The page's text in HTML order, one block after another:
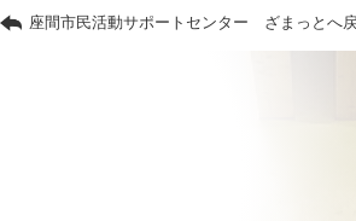
座間市民活動サポートセンター ざまっとへ